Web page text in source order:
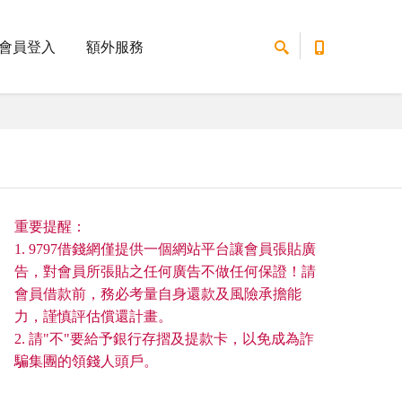
員登入 額外服務
重要提醒：
1. 9797借錢網僅提供一個網站平台讓會員張貼廣
告，對會員所張貼之任何廣告不做任何保證！請
會員借款前，務必考量自身還款及風險承擔能
力，謹慎評估償還計畫。
2. 請"不"要給予銀行存摺及提款卡，以免成為詐
騙集團的領錢人頭戶。